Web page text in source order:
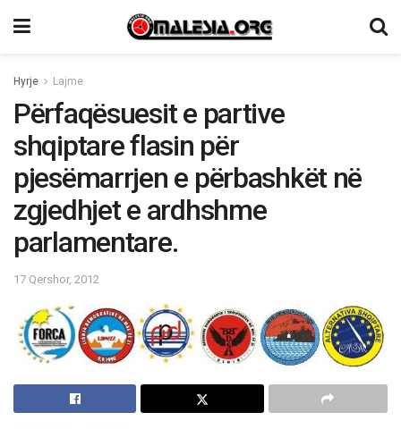
Hyrje Lajme
Përfaqësuesit e partive
shqiptare flasin për
pjesëmarrjen e përbashkët në
zgjedhjet e ardhshme
parlamentare.
17 Qershor, 2012